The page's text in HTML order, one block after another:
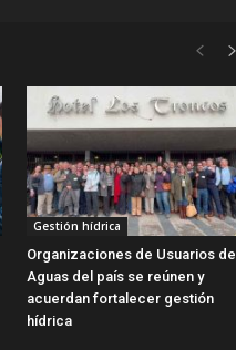
Gestión hídrica
Organizaciones de Usuarios de
Aguas del país se reúnen y
acuerdan fortalecer gestión
hídrica